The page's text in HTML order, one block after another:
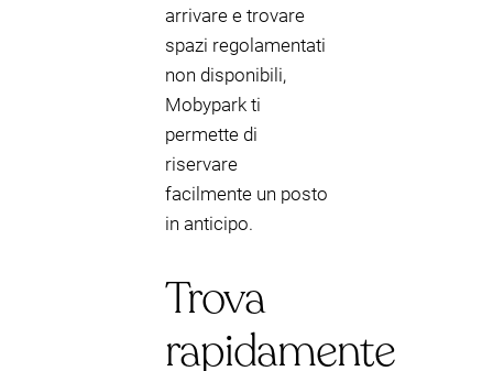
arrivare e trovare
spazi regolamentati
non disponibili,
Mobypark ti
permette di
riservare
facilmente un posto
in anticipo.
Trova
rapidamente